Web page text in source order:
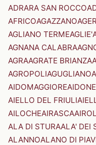
ADRARA SAN ROCCO
AFRICOAGAZZANO
AGLIANO TERMEAGLIE'
AGNANA CALABRA
AGRAAGRATE BRIANZA
AGROPOLIAGUGLIANO
AIDOMAGGIOREAIDONE
AIELLO DEL FRIULI
AILOCHEAIRASCA
ALA DI STURAALA' DEI
ALANNOALANO DI